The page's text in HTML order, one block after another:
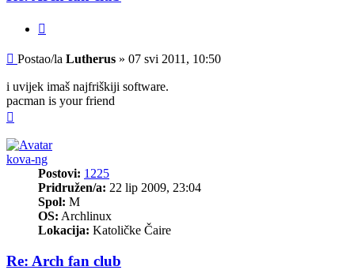
Post
Postao/la Lutherus » 07 svi 2011, 10:50
i uvijek imaš najfriškiji software.
pacman is your friend
kova-ng
Postovi: 1225
Pridružen/a: 22 lip 2009, 23:04
Spol: M
OS: Archlinux
Lokacija: Katoličke Čaire
Re: Arch fan club